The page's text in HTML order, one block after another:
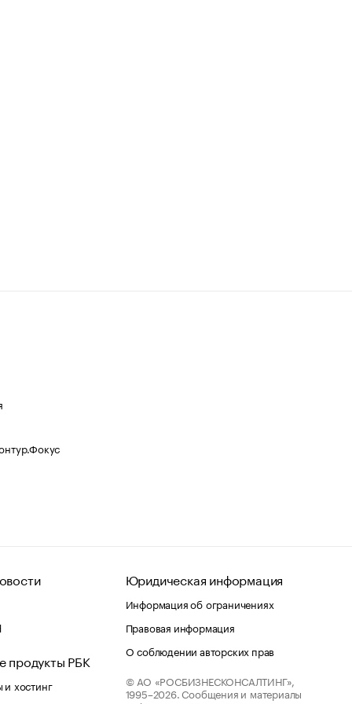
продукты РБК
хостинг
Юридическая информация
Информация об ограничениях
Правовая информация
О соблюдении авторских прав
© АО «РОСБИЗНЕСКОНСАЛТИНГ»,
1995–2026. Сообщения и материалы